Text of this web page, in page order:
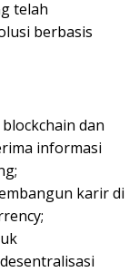
telah
berbasis
dan
informasi
karir di